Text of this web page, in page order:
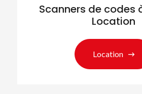
Scanners de codes
Location
Location